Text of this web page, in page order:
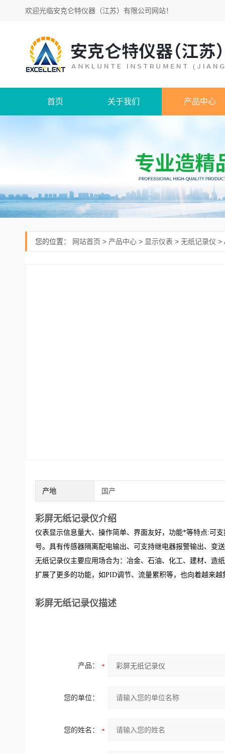
欢迎光临安克仑特仪器（江苏）有限公司网站！
首页 关于我们 产品中心
您的位置： 网站首页 > 产品中心 > 显示仪表 > 无纸记录仪 >
产地 国产
彩屏无纸记录仪介绍
仪表显示信息量大、操作简单、界面友好，功能*等特点:可
号。具有传感器隔离配电输出、可支持继电器报警输出、变
无纸记录仪主要应用场合为：冶金、石油、化工、建材、造
扩展了更多的功能，如PID调节、流量累积等，也向着越来
彩屏无纸记录仪描述
产品：
您的单位：
您的姓名：